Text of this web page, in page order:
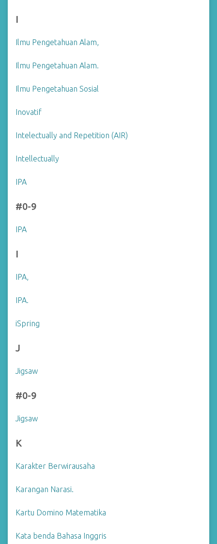
I
Ilmu Pengetahuan Alam,
Ilmu Pengetahuan Alam.
Ilmu Pengetahuan Sosial
Inovatif
Intelectually and Repetition (AIR)
Intellectually
IPA
#0-9
IPA
I
IPA,
IPA.
iSpring
J
Jigsaw
#0-9
Jigsaw
K
Karakter Berwirausaha
Karangan Narasi.
Kartu Domino Matematika
Kata benda Bahasa Inggris